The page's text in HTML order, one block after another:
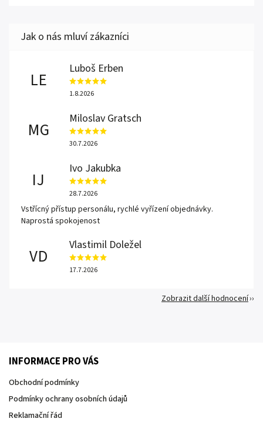
LE
Luboš Erben
1.8.2026
MG
Miloslav Gratsch
30.7.2026
IJ
Ivo Jakubka
28.7.2026
Vstřícný přístup personálu, rychlé vyřízení objednávky.
Naprostá spokojenost
VD
Vlastimil Doležel
17.7.2026
Zobrazit další hodnocení
INFORMACE PRO VÁS
Obchodní podmínky
Podmínky ochrany osobních údajů
Reklamační řád